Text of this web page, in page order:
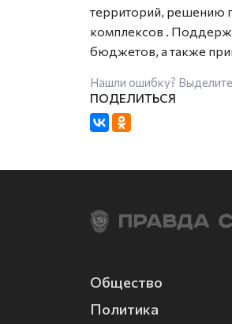
территорий, решению
комплексов
.
бюджетов, а также
Нашли ошибку?
Общество
Политика